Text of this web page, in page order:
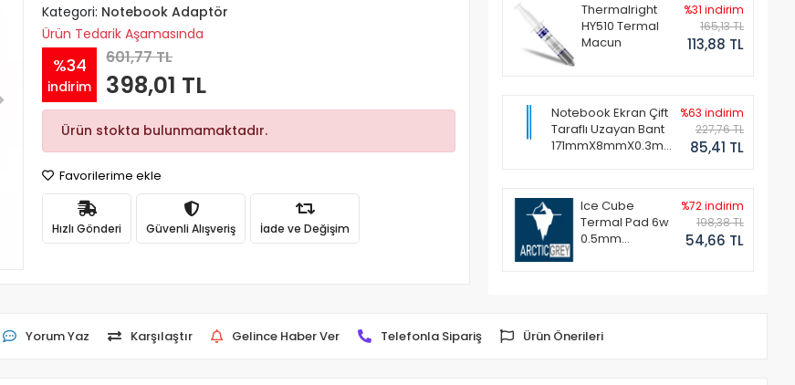
Kategori: Notebook Adaptör
Ürün Tedarik Aşamasında
%34
indirim
601,77 TL
398,01 TL
Ürün stokta bulunmamaktadır.
Favorilerime ekle
Hızlı Gönderi Güvenli Alışveriş İade ve Değişim
Thermalright
HY510 Termal
Macun
%31 indirim
165,13 TL
113,88 TL
Notebook Ekran Çift
Taraflı Uzayan Bant
171mmX8mmX0.3mm
%63 indirim
227,76 TL
85,41 TL
Ice Cube
Termal Pad 6w
0.5mm
%72 indirim
198,38 TL
54,66 TL
Yorum Yaz Karşılaştır Gelince Haber Ver Telefonla Sipariş Ürün Önerileri